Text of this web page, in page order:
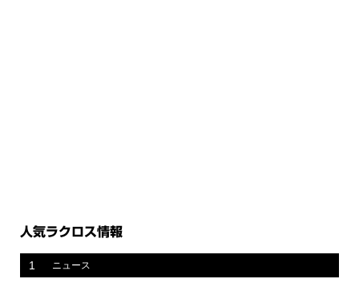
人気ラクロス情報
1 ニュース